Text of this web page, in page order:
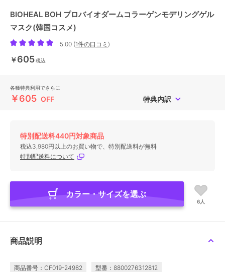
BIOHEAL BOH プロバイオダームコラーゲンモデリングゲル
マスク(韓国コスメ)
5.00 (1件の口コミ )
￥605税込
各種特典利用でさらに
￥605 OFF 特典内訳
特別配送料440円対象商品
税込3,980円以上のお買い物で、特別配送料が無料
特別配送料について
カラー・サイズを選ぶ
6人
商品説明
商品番号：CF019-24982 型番：8800276312812